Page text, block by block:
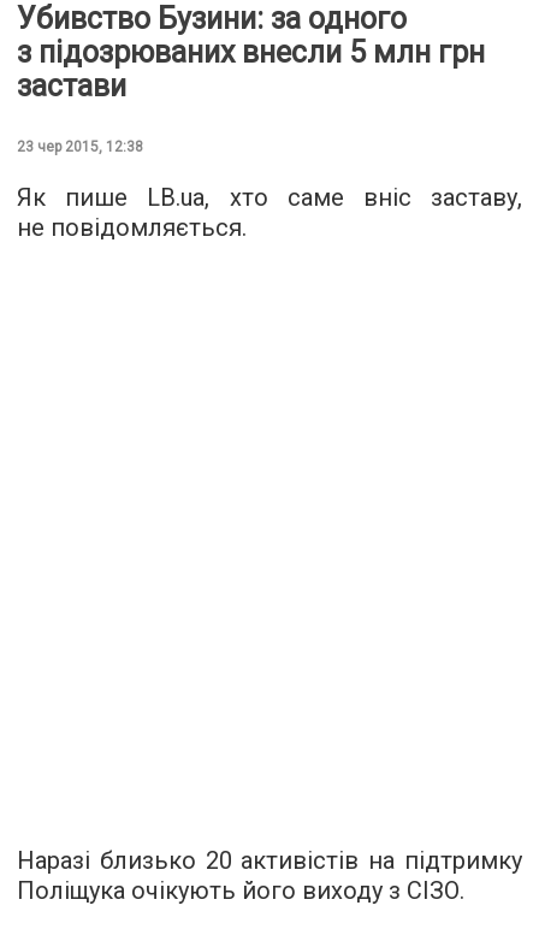
Убивство Бузини: за одного
з підозрюваних внесли 5 млн грн
застави
23 чер 2015, 12:38
Як пише LB.ua, хто саме вніс заставу,
не повідомляється.
Наразі близько 20 активістів на підтримку
Поліщука очікують його виходу з СІЗО.